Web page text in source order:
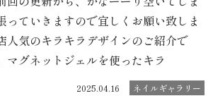
っていきますので宜しくお願い致しま
人気のキラキラデザインのご紹介で
マグネットジェルを使ったキラ
2025.04.16 ネイルギャラリー